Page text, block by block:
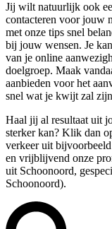
Jij wilt natuurlijk ook
contacteren voor jouw
met onze tips snel
bij jouw wensen. Je
van je online
doelgroep. Maak
aanbieden voor het
snel wat je kwijt zal
Haal jij al resultaat uit
sterker kan? Klik dan
verkeer uit
en vrijblijvend onze
uit Schoonoord,
Schoonoord).